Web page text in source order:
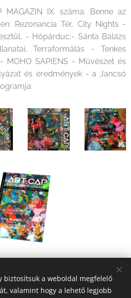
MAGAZIN IX. száma. Benne az
Rezonancia Tér, City Nights -
- Hópárduc:- Sánta Balázs
Terraformálás - Tenkes
MOHO SAPIENS - Művészet és
és eredmények - a Jancsó
biztosítsuk a weboldal megfelelő
valamint hogy a lehető legjobb